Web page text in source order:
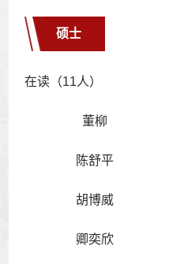
硕士
在读（11人）
董柳
陈舒平
胡博威
卿奕欣